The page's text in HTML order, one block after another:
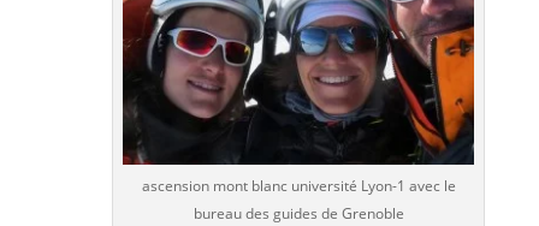
ascension mont blanc université Lyon-1 avec le
bureau des guides de Grenoble